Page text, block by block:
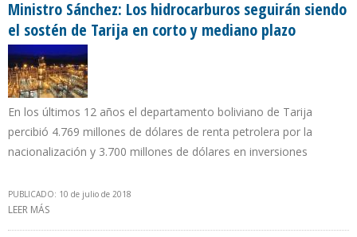
Ministro Sánchez: Los hidrocarburos seguirán siendo
el sostén de Tarija en corto y mediano plazo
En los últimos 12 años el departamento boliviano de Tarija
percibió 4.769 millones de dólares de renta petrolera por la
nacionalización y 3.700 millones de dólares en inversiones
PUBLICADO: 10 de julio de 2018
LEER MÁS